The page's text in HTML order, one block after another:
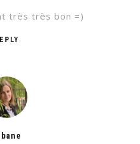
très très bon =)